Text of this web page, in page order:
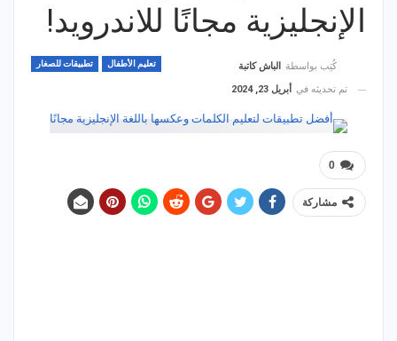
الإنجليزية مجانًا للاندرويد!
تعليم الأطفال تطبيقات للصغار كُتِب بواسطة
الباش كاتبة
تم تحديثه في
أبريل 23, 2024
0
مشاركة